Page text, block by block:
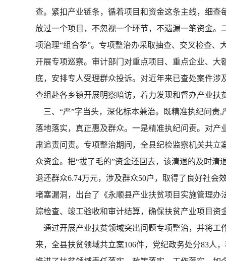
查。紧扣产业链条，循着项目和资金这条主线，细
放过一个项目，不忽视一个环节，不遗漏一笔资金
项治理“组合拳”。专项整治办采取抽查、交叉检查
开展专项巡察。审计部门对重点项目、重点企业、
底，安排专人受理群众投诉。对近年来已查处案件
查组赴各乡镇开展明察暗访，着力发现和督办产业扶
三、“严”字当头，深化标本兼治。既精准执纪问责
落地落实，真正惠及群众。一是精准执纪问责。对
肃追责问责。专项整治期间，全县纪检监察机关共立
众资金。把“拔了毛的”资金还回去，该清退的及时
退还群众6.74万元，涉及群众50户，取得了良好社
堵塞漏洞，出台了《永顺县产业扶贫项目实施管理
踪检查、竣工验收和审计结算，确保扶贫产业项目
通过开展产业扶贫领域突出问题专项整治，并将工
来，全县扶贫领域共立案106件，党纪政务处分83人